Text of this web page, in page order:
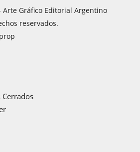
Arte Gráfico Editorial Argentino
reservados.